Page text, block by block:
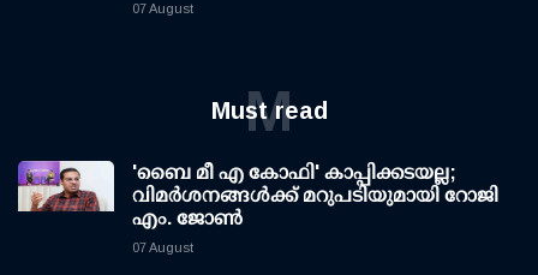
07 August
Must read
M
'ബൈ മീ എ കോഫി' കാപ്പിക്കടയല്ല;
വിമര്‍ശനങ്ങള്‍ക്ക് മറുപടിയുമായി റോജി
എം. ജോണ്‍
07 August